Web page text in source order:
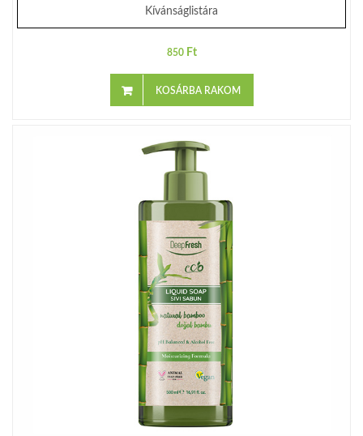
Kívánságlistára
850 Ft
KOSÁRBA RAKOM